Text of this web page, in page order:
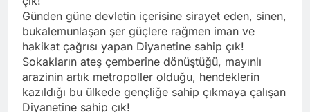
Günden güne devletin içerisine sirayet eden, sinen,
bukalemunlaşan şer güçlere rağmen iman ve
hakikat çağrısı yapan Diyanetine sahip çık!
Sokakların ateş çemberine dönüştüğü, mayınlı
arazinin artık metropoller olduğu, hendeklerin
kazıldığı bu ülkede gençliğe sahip çıkmaya çalışan
Diyanetine sahip çık!